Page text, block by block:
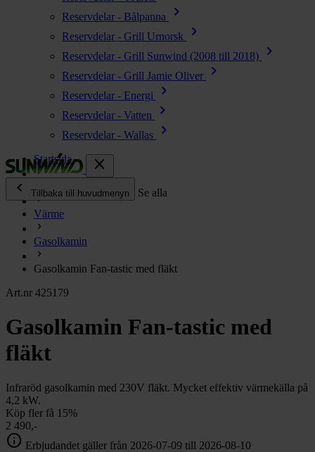
Reservdelar - Bålpanna chevron_right
Reservdelar - Grill Urnorsk chevron_right
Reservdelar - Grill Sunwind (2008 till 2018) chevron_right
Reservdelar - Grill Jamie Oliver chevron_right
Reservdelar - Energi chevron_right
Reservdelar - Vatten chevron_right
Reservdelar - Wallas
chevron_right
close
chevron_left
Tillbaka till huvudmenyn Se alla
Energi
Kök & Gasol
Värme chevron_right
Vatten
Toalett
chevron_right
Lacanche
Startsida
Värme
Gasolkamin
Gasolkamin Fan-tastic med fläkt
Art.nr 425179
Gasolkamin Fan-tastic med
fläkt
Infraröd gasolkamin med 230V fläkt. Mycket effektiv värmekälla på
4,2 kW.
Köp fler få 15%
2 490,-
info Erbjudandet gäller från 2026-07-09 till 2026-08-10